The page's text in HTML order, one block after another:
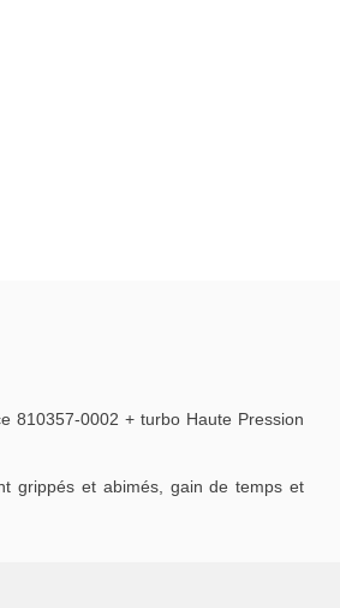
810357-0002 + turbo Haute Pression
grippés et abimés, gain de temps et